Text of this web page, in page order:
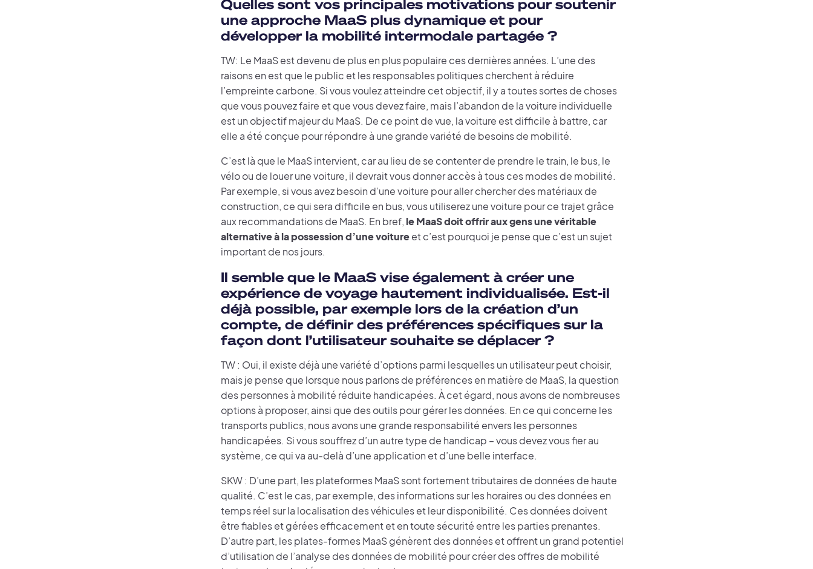
Quelles sont vos principales motivations pour soutenir
une approche MaaS plus dynamique et pour
développer la mobilité intermodale partagée ?
TW: Le MaaS est devenu de plus en plus populaire ces dernières années. L’une des
raisons en est que le public et les responsables politiques cherchent à réduire
l’empreinte carbone. Si vous voulez atteindre cet objectif, il y a toutes sortes de choses
que vous pouvez faire et que vous devez faire, mais l’abandon de la voiture individuelle
est un objectif majeur du MaaS. De ce point de vue, la voiture est difficile à battre, car
elle a été conçue pour répondre à une grande variété de besoins de mobilité.
C’est là que le MaaS intervient, car au lieu de se contenter de prendre le train, le bus, le
vélo ou de louer une voiture, il devrait vous donner accès à tous ces modes de mobilité.
Par exemple, si vous avez besoin d’une voiture pour aller chercher des matériaux de
construction, ce qui sera difficile en bus, vous utiliserez une voiture pour ce trajet grâce
aux recommandations de MaaS. En bref, le MaaS doit offrir aux gens une véritable
alternative à la possession d’une voitureet c’est pourquoi je pense que c’est un sujet
important de nos jours.
Il semble que le MaaS vise également à créer une
expérience de voyage hautement individualisée. Est-il
déjà possible, par exemple lors de la création d’un
compte, de définir des préférences spécifiques sur la
façon dont l’utilisateur souhaite se déplacer ?
TW : Oui, il existe déjà une variété d’options parmi lesquelles un utilisateur peut choisir,
mais je pense que lorsque nous parlons de préférences en matière de MaaS, la question
des personnes à mobilité réduite handicapées. À cet égard, nous avons de nombreuses
options à proposer, ainsi que des outils pour gérer les données. En ce qui concerne les
transports publics, nous avons une grande responsabilité envers les personnes
handicapées. Si vous souffrez d’un autre type de handicap – vous devez vous fier au
système, ce qui va au-delà d’une application et d’une belle interface.
SKW : D’une part, les plateformes MaaS sont fortement tributaires de données de haute
qualité. C’est le cas, par exemple, des informations sur les horaires ou des données en
temps réel sur la localisation des véhicules et leur disponibilité. Ces données doivent
être fiables et gérées efficacement et en toute sécurité entre les parties prenantes.
D’autre part, les plates-formes MaaS génèrent des données et offrent un grand potentiel
d’utilisation de l’analyse des données de mobilité pour créer des offres de mobilité